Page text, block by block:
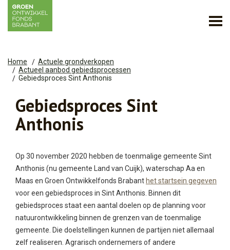
Home
Actuele grondverkopen
Actueel aanbod gebiedsprocessen
Gebiedsproces Sint Anthonis
Gebiedsproces Sint
Anthonis
Op 30 november 2020 hebben de toenmalige gemeente Sint
Anthonis (nu gemeente Land van Cuijk), waterschap Aa en
Maas en Groen Ontwikkelfonds Brabant het startsein gegeven
voor een gebiedsproces in Sint Anthonis. Binnen dit
gebiedsproces staat een aantal doelen op de planning voor
natuurontwikkeling binnen de grenzen van de toenmalige
gemeente. Die doelstellingen kunnen de partijen niet allemaal
zelf realiseren. Agrarisch ondernemers of andere